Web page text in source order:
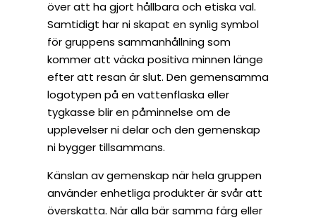
över att ha gjort hållbara och etiska val.
Samtidigt har ni skapat en synlig symbol
för gruppens sammanhållning som
kommer att väcka positiva minnen länge
efter att resan är slut. Den gemensamma
logotypen på en vattenflaska eller
tygkasse blir en påminnelse om de
upplevelser ni delar och den gemenskap
ni bygger tillsammans.
Känslan av gemenskap när hela gruppen
använder enhetliga produkter är svår att
överskatta. När alla bär samma färg eller